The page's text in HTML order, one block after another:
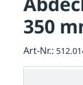
350
Art-Nr.: